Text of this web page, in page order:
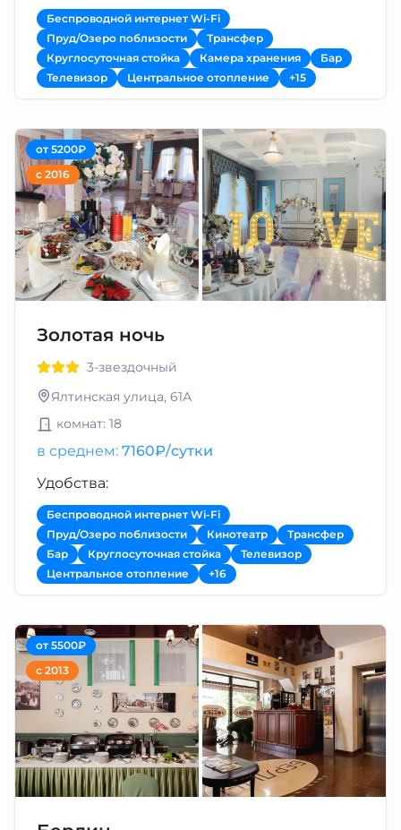
Беспроводной интернет Wi-Fi
Пруд/Озеро поблизости
Трансфер
Круглосуточная стойка
Камера хранения
Бар
Телевизор
Центральное отопление +15
от 5200₽
с 2016
Золотая ночь
3-звездочный
Ялтинская улица, 61А
комнат: 18
в среднем: 7160₽/сутки
Удобства:
Беспроводной интернет Wi-Fi
Пруд/Озеро поблизости
Кинотеатр
Трансфер
Бар
Круглосуточная стойка
Телевизор
Центральное отопление
+16
от 5500₽
с 2013